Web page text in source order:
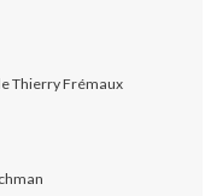
Thierry Frémaux